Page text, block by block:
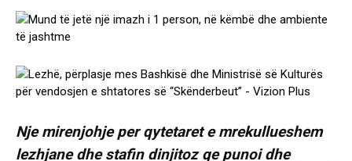
Nje mirenjohje per qytetaret e mrekullueshem
lezhjane dhe stafin dinjitoz qe punoi dhe